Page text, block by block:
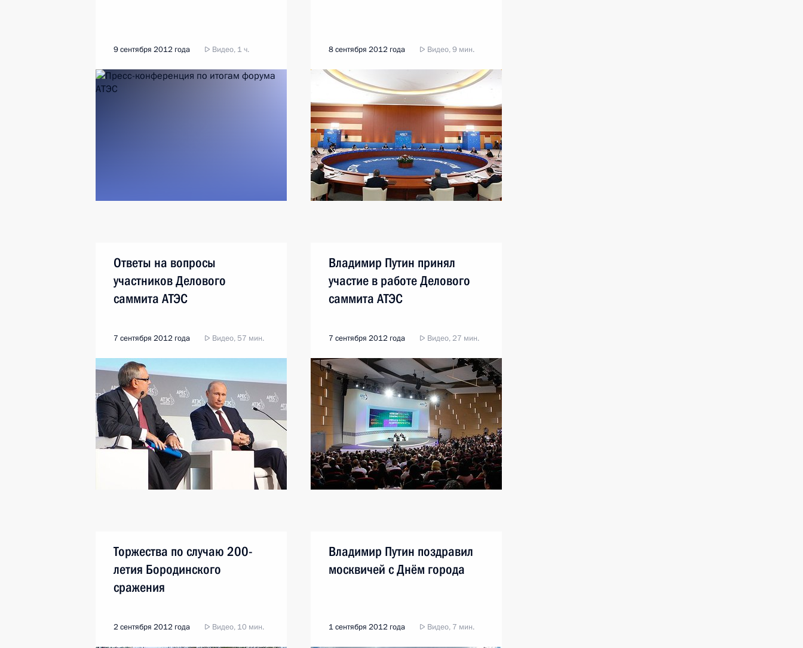
9 сентября 2012 года Видео, 1 ч. 8 сентября 2012 года Видео, 9 мин.
Ответы на вопросы
участников Делового
саммита АТЭС
7 сентября 2012 года Видео, 57 мин.
Владимир Путин принял
участие в работе Делового
саммита АТЭС
7 сентября 2012 года Видео, 27 мин.
Торжества по случаю 200-
летия Бородинского
сражения
2 сентября 2012 года Видео, 10 мин.
Владимир Путин поздравил
москвичей с Днём города
1 сентября 2012 года Видео, 7 мин.